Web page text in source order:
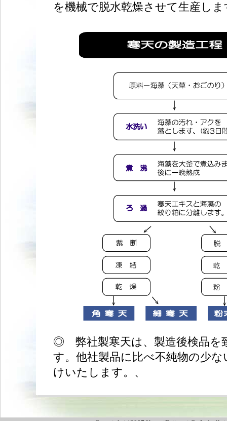
を機械で脱水乾燥させて生産しま
◎ 弊社製寒天は、製造後検品を
す。他社製品に比べ不純物の少
けいたします。、